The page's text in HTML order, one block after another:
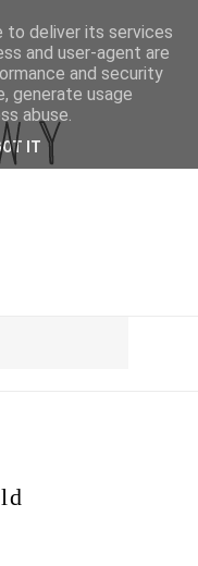
to deliver its services
and user-agent are
and security
generate usage
abuse.
IT